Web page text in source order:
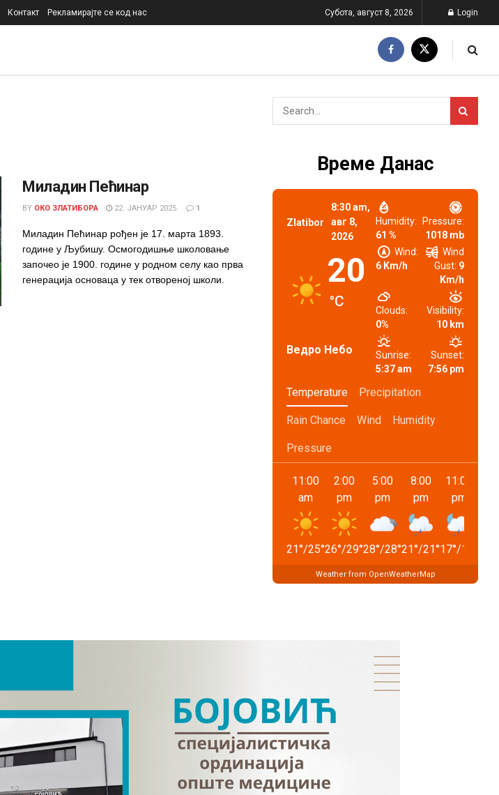
Контакт Рекламирајте се код нас Субота, август 8, 2026 Login
Миладин Пећинар
BY ОКО ЗЛАТИБОРА 22. ЈАНУАР 2025. 1
Миладин Пећинар рођен је 17. марта 1893.
године у Љубишу. Осмогодишње школовање
започео је 1900. године у родном селу као прва
генерација основаца у тек отвореној школи.
Време Данас
Zlatibor
8:30 am,
авг 8,
2026
20
°C
Ведро Небо
Humidity:
61 %
Pressure:
1018 mb
Wind:
6 Km/h
Wind
Gust: 9
Km/h
Clouds:
0%
Visibility:
10 km
Sunrise:
5:37 am
Sunset:
7:56 pm
Temperature Precipitation
Rain Chance Wind Humidity
Pressure
11:00
am
21°/25°
2:00
pm
26°/29°
5:00
pm
28°/28°
8:00
pm
21°/21°
11:00
pm
17°/17
Weather from OpenWeatherMap